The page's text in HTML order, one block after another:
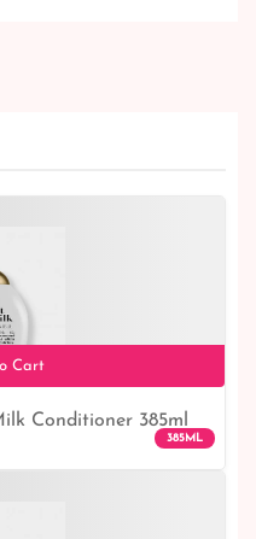
Cart
Conditioner 385ml
385ML